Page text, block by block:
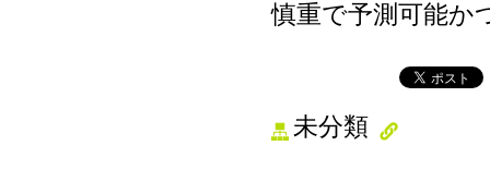
慎重で予測可能か
未分類